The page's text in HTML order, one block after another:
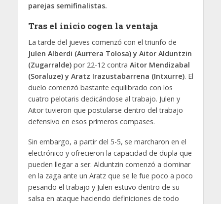
parejas semifinalistas.
Tras el inicio cogen la ventaja
La tarde del jueves comenzó con el triunfo de
Julen Alberdi (Aurrera Tolosa) y Aitor Alduntzin
(Zugarralde)por 22-12 contra Aitor Mendizabal
(Soraluze) y Aratz Irazustabarrena (Intxurre). El
duelo comenzó bastante equilibrado con los
cuatro pelotaris dedicándose al trabajo. Julen y
Aitor tuvieron que postularse dentro del trabajo
defensivo en esos primeros compases.
Sin embargo, a partir del 5-5, se marcharon en el
electrónico y ofrecieron la capacidad de dupla que
pueden llegar a ser. Alduntzin comenzó a dominar
en la zaga ante un Aratz que se le fue poco a poco
pesando el trabajo y Julen estuvo dentro de su
salsa en ataque haciendo definiciones de todo